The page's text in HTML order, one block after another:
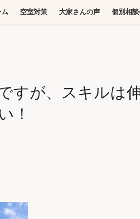
空室対策 大家さんの声 個別相
すが、スキルは
！